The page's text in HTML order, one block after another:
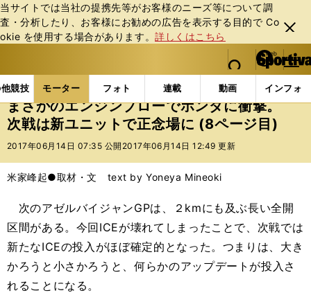
当サイトでは当社の提携先等がお客様のニーズ等について調
査・分析したり、お客様にお勧めの広告を表⽰する⽬的で Co
okie を使⽤する場合があります。詳しくはこちら
閉じ
る
web Sportiva (webスポルティーバ)
検索
マイペ
ー
ジ
メニュ
競技 モーター フォト 連載 動画 インフォ
b
ス
ポ
ル
バ
モーターの記事一覧 モーター F1 まさかのエン
まさかのエンジンブローでホンダに衝撃。
次戦は新ユニットで正念場に (8ページ目)
2017年06月14日 07:35 公開 2017年06月14日 12:49 更新
米家峰起●取材・文 text by Yoneya Mineoki
次のアゼルバイジャンGPは、２kmにも及ぶ長い全開
区間がある。今回ICEが壊れてしまったことで、次戦では
新たなICEの投入がほぼ確定的となった。つまりは、大き
かろうと小さかろうと、何らかのアップデートが投入さ
れることになる。